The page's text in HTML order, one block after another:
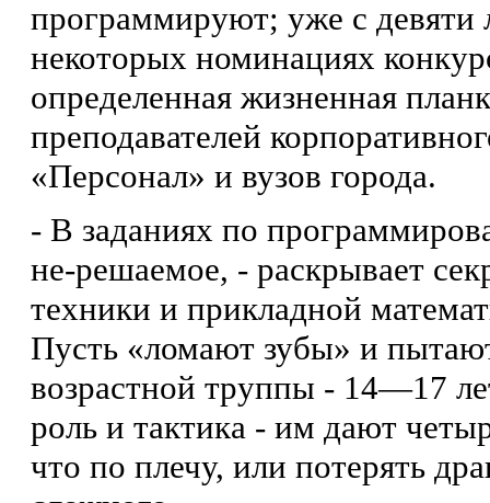
программируют; уже с девяти
некоторых номинациях
определенная жизненная
преподавателей
«Персонал» и вузов города.
- В заданиях по
не-решаемое, - раскрывает
техники и прикладной
Пусть «ломают зубы» и
возрастной труппы - 14—17
роль и тактика - им дают
что по плечу, или потерять